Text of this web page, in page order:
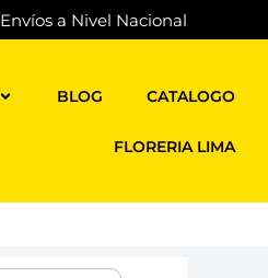
Envíos a Nivel Nacional
BLOG CATALOGO
FLORERIA LIMA